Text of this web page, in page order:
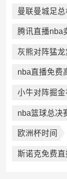
曼联曼城足
腾讯直播nba
灰熊对阵猛龙
nba直播免费
小牛对阵掘金
nba篮球总决
欧洲杯时间
斯诺克免费直